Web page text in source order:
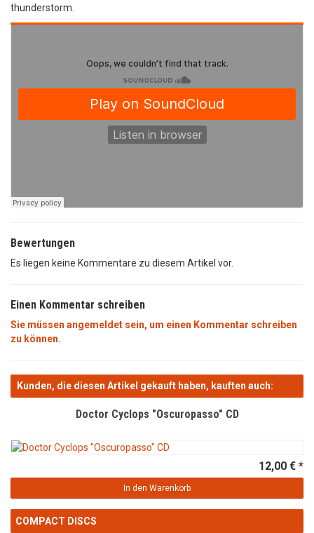
thunderstorm.
Bewertungen
Es liegen keine Kommentare zu diesem Artikel vor.
Einen Kommentar schreiben
Sie müssen angemeldet sein, um einen Kommentar schreiben
zu können.
Kunden, die diesen Artikel gekauft haben, kauften auch:
Doctor Cyclops "Oscuropasso" CD
12,00 € *
In den Warenkorb
COMPACT DISCS